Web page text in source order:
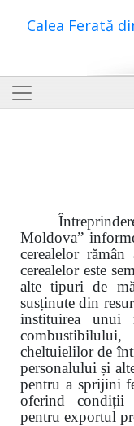
Calea Ferată
Moldova”
cerealelor rămân
cerealelor este
alte tipuri de
susținute din
instituirea unui
cheltuielilor de
personalului și
pentru a sprijini
oferind condiții
pentru exportul